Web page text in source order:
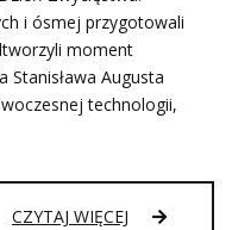
i ósmej przygotowali
moment
Stanisława Augusta
technologii,
CZYTAJ WIĘCEJ APEL